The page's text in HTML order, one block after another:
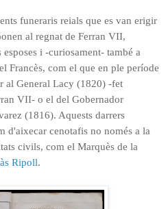
funeraris reials que es van erigir
al regnat de Ferran VII,
i -curiosament- també a
Francès, com el que en ple període
al General Lacy (1820) -fet
VII- o el del Gobernador
(1816). Aquests darrers
d'aixecar cenotafis no només a la
civils, com el Marquès de la
Ripoll.